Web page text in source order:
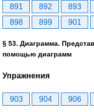
891 892 893
898
899 901
§ 53. Диаграмма.
помощью диаграмм
Упражнения
903 904 906